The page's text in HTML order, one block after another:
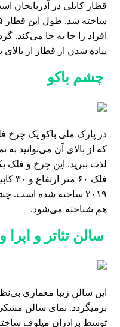
افراد را جا به جا می‌کند.
پیاده شدن از قطار از بالای
چشم باکو
در پارک ملی باکو یک چرخ
که از بالای آن می‌توانید
لذت ببرید‌. این چرخ و فلک
فلک
۲۰۱۹ ساخته شده
هم شناخته می‌شود.
سالن تئاتر و اپرا
این سالن زیبا معماری
توسط برادران میلوف